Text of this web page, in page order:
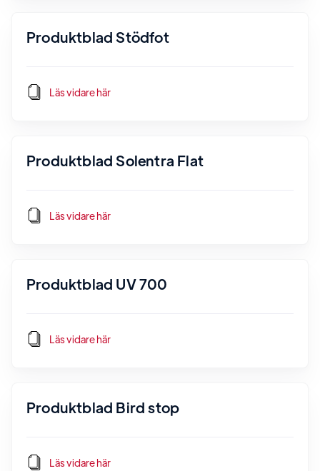
Produktblad Stödfot
Läs vidare här
Produktblad Solentra Flat
Läs vidare här
Produktblad UV 700
Läs vidare här
Produktblad Bird stop
Läs vidare här